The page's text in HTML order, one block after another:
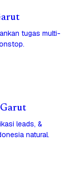
tugas multi-
Garut
leads, &
natural.